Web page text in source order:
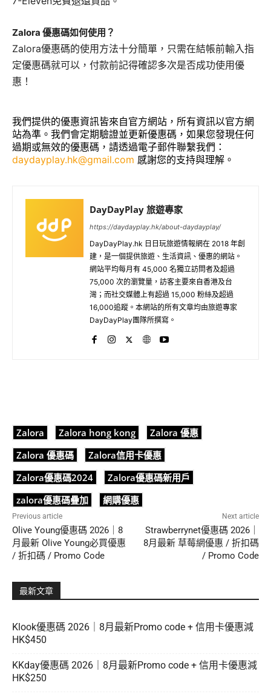
Zalora 優惠碼如何使用？
Zalora優惠碼的使用方法十分簡單，只需在結帳前輸入指
定優惠碼就可以，付款前記得確認多次是否成功使用優
惠！
我們提供的優惠資訊皆來自官方網站，所有資訊以官方網
站為準。我們會定期驗證並更新優惠碼，如果您發現任何
過期或無效的優惠碼，請透過電子郵件聯繫我們：
daydayplay.hk@gmail.com 感謝您的支持與理解。
DayDayPlay 旅遊專家
https://daydayplay.hk/about-daydayplay/
DayDayPlay.hk 日日玩旅遊情報網在 2018 年創
建，是一個提供旅遊、生活資訊、優惠的網站。
網站平均每月有 45,000 名獨立訪問者及超過
75,000 次的瀏覽量，訪客主要來自香港及台
灣；而社交媒體上有超過 15,000 粉絲及超過
16,000追蹤。本網站的所有文章均由旅遊專家
DayDayPlay團隊所撰寫。
Zalora Zalora hong kong
Zalora 優惠
Zalora 優惠碼
Zalora信用卡優惠
Zalora優惠碼2024
Zalora優惠碼新用戶
zalora優惠碼疊加
網購優惠
Previous article
Olive Young優惠碼 2026｜8
月最新 Olive Young必買優惠
/ 折扣碼 / Promo Code
Next article
Strawberrynet優惠碼 2026｜
8月最新 草莓網優惠 / 折扣碼
/ Promo Code
最新文章
Klook優惠碼 2026｜8月最新Promo code + 信用卡優惠減
HK$450
KKday優惠碼 2026｜8月最新Promo code + 信用卡優惠減
HK$250